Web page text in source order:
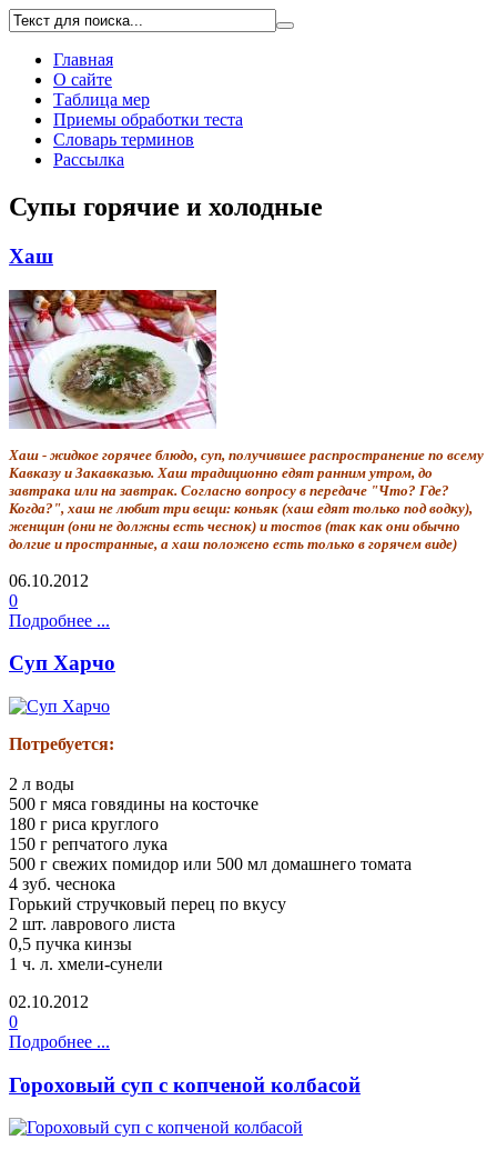
Главная
О сайте
Таблица мер
Приемы обработки теста
Словарь терминов
Рассылка
Супы горячие и холодные
Хаш
Хаш - жидкое горячее блюдо, суп, получившее распространение по всему
Кавказу и Закавказью. Хаш традиционно едят ранним утром, до
завтрака или на завтрак. Согласно вопросу в передаче "Что? Где?
Когда?", хаш не любит три вещи: коньяк (хаш едят только под водку),
женщин (они не должны есть чеснок) и тостов (так как они обычно
долгие и пространные, а хаш положено есть только в горячем виде)
06.10.2012
0
Подробнее ...
Суп Харчо
Потребуется:
2 л воды
500 г мяса говядины на косточке
180 г риса круглого
150 г репчатого лука
500 г свежих помидор или 500 мл домашнего томата
4 зуб. чеснока
Горький стручковый перец по вкусу
2 шт. лаврового листа
0,5 пучка кинзы
1 ч. л. хмели-сунели
02.10.2012
0
Подробнее ...
Гороховый суп с копченой колбасой